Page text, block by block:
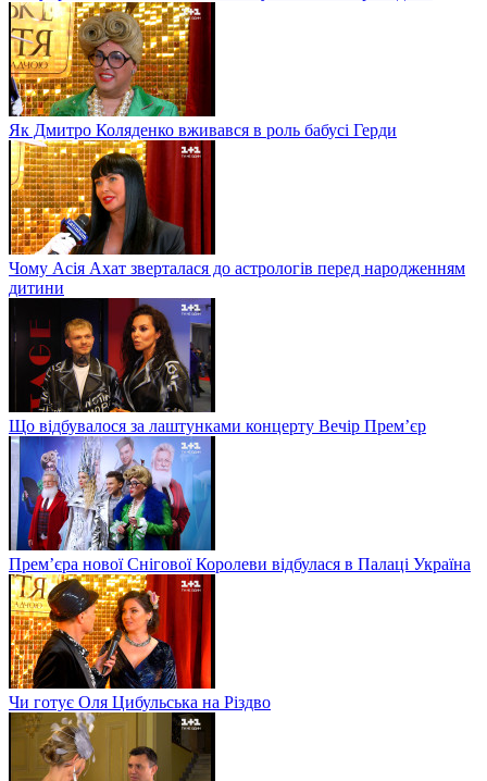
Як Дмитро Коляденко вживався в роль бабусі Герди
Чому Асія Ахат зверталася до астрологів перед народженням
дитини
Що відбувалося за лаштунками концерту Вечір Прем’єр
Прем’єра нової Снігової Королеви відбулася в Палаці Україна
Чи готує Оля Цибульська на Різдво